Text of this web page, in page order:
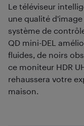
Le téléviseur
une qualité
système de
QD mini-DEL
fluides, de noirs
ce moniteur HDR
rehaussera votre
maison.